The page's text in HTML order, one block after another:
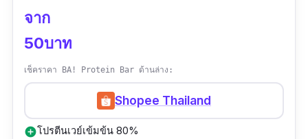
จาก
50บาท
เช็คราคา BA! Protein Bar ด้านล่าง:
Shopee Thailand
add_circleโปรตีนเวย์เข้มข้น 80%